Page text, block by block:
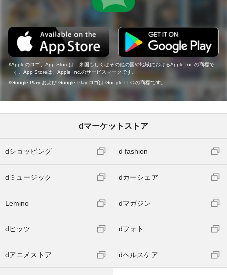
Appleのロゴ、App Storeは、米国もしくはその他の国や地域におけるApple Inc.の商標で
す。App Storeは、Apple Inc.のサービスマークです。
Google Play および Google Play ロゴは Google LLC の商標です。
dマーケットストア
dショッピング d fashion
dミュージック dカーシェア
Lemino dマガジン
dヒッツ dフォト
dアニメストア dヘルスケア